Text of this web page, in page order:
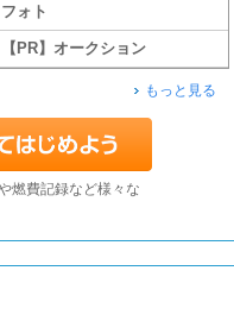
フォト
【PR】オークション
もっと見る
燃費記録など様々な